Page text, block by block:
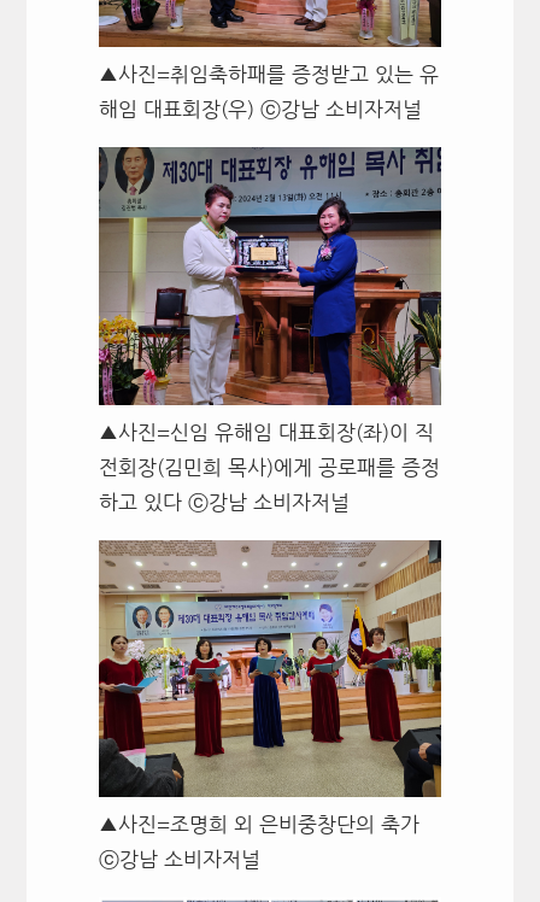
▲사진=취임축하패를 증정받고 있는 유
해임 대표회장(우) ⓒ강남 소비자저널
▲사진=신임 유해임 대표회장(좌)이 직
전회장(김민희 목사)에게 공로패를 증정
하고 있다 ⓒ강남 소비자저널
▲사진=조명희 외 은비중창단의 축가
ⓒ강남 소비자저널